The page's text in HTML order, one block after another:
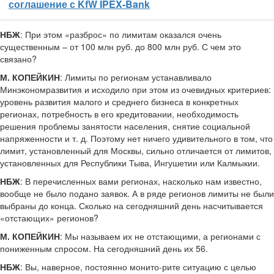
соглашение с KfW IPEX-Bank
НБЖ: При этом «разброс» по лимитам оказался очень
существенным – от 100 млн руб. до 800 млн руб. С чем это
связано?
М. КОПЕЙКИН: Лимиты по регионам устанавливало
Минэкономразвития и исходило при этом из очевидных критериев:
уровень развития малого и среднего бизнеса в конкретных
регионах, потребность в его кредитовании, необходимость
решения проблемы занятости населения, снятие социальной
напряженности и т. д. Поэтому нет ничего удивительного в том, что
лимит, установленный для Москвы, сильно отличается от лимитов,
установленных для Республики Тыва, Ингушетии или Калмыкии.
НБЖ: В перечисленных вами регионах, насколько нам известно,
вообще не было подано заявок. А в ряде регионов лимиты не были
выбраны до конца. Сколько на сегодняшний день насчитывается
«отстающих» регионов?
М. КОПЕЙКИН: Мы называем их не отстающими, а регионами с
пониженным спросом. На сегодняшний день их 56.
НБЖ: Вы, наверное, постоянно монито-рите ситуацию с целью